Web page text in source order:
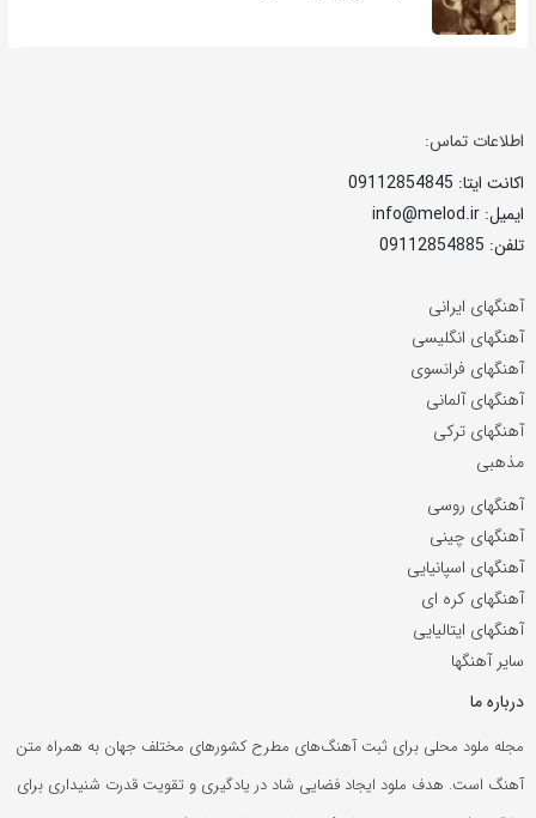
اطلاعات تماس:
اکانت ایتا: 09112854845
ایمیل: info@melod.ir
تلفن: 09112854885
آهنگهای ایرانی
آهنگهای انگلیسی
آهنگهای فرانسوی
آهنگهای آلمانی
آهنگهای ترکی
مذهبی
آهنگهای روسی
آهنگهای چینی
آهنگهای اسپانیایی
آهنگهای کره ای
آهنگهای ایتالیایی
سایر آهنگها
درباره ما
مجله ملود محلی برای ثبت آهنگ‌های مطرح کشورهای مختلف جهان به همراه متن
آهنگ است. هدف ملود ایجاد فضایی شاد در یادگیری و تقویت قدرت شنیداری برای